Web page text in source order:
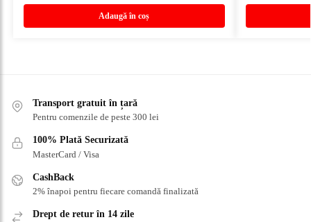
Adaugă în coș
Transport gratuit în țară
Pentru comenzile de peste 300 lei
100% Plată Securizată
MasterCard / Visa
CashBack
2% înapoi pentru fiecare comandă finalizată
Drept de retur în 14 zile